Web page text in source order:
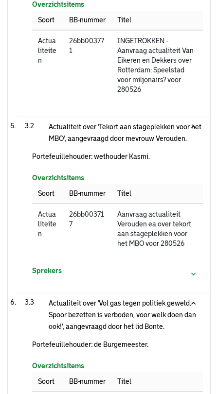
Overzichtsitems
Soort
BB-nummer Titel
Actua
liteite
n
26bb00377
1
INGETROKKEN -
Aanvraag actualiteit Van
Eikeren en Dekkers over
Rotterdam: Speelstad
voor miljonairs? voor
280526
3.2
Actualiteit over 'Tekort aan stageplekken voor het
MBO', aangevraagd door mevrouw Verouden.
Portefeuillehouder: wethouder Kasmi.
Overzichtsitems
Soort
BB-nummer Titel
Actua
liteite
n
26bb00371
7
Aanvraag actualiteit
Verouden ea over tekort
aan stageplekken voor
het MBO voor 280526
Sprekers
3.3
Actualiteit over 'Vol gas tegen politiek geweld.
Spoor bezetten is verboden, voor welk doen dan
ook!', aangevraagd door het lid Bonte.
Portefeuillehouder: de Burgemeester.
Overzichtsitems
Soort
BB-nummer Titel